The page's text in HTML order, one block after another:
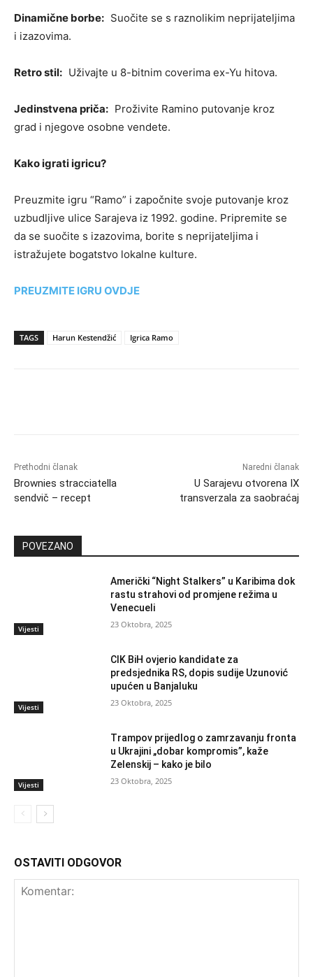
Dinamične borbe: Suočite se s raznolikim neprijateljima
i izazovima.
Retro stil: Uživajte u 8-bitnim coverima ex-Yu hitova.
Jedinstvena priča: Proživite Ramino putovanje kroz
grad i njegove osobne vendete.
Kako igrati igricu?
Preuzmite igru “Ramo” i započnite svoje putovanje kroz
uzbudljive ulice Sarajeva iz 1992. godine. Pripremite se
da se suočite s izazovima, borite s neprijateljima i
istražujete bogatstvo lokalne kulture.
PREUZMITE IGRU OVDJE
TAGS Harun Kestendžić Igrica Ramo
Prethodni članak
Brownies stracciatella
sendvič – recept
Naredni članak
U Sarajevu otvorena IX
transverzala za saobraćaj
POVEZANO
Vijesti
Američki “Night Stalkers” u Karibima dok
rastu strahovi od promjene režima u
Venecueli
23 Oktobra, 2025
Vijesti
CIK BiH ovjerio kandidate za
predsjednika RS, dopis sudije Uzunović
upućen u Banjaluku
23 Oktobra, 2025
Vijesti
Trampov prijedlog o zamrzavanju fronta
u Ukrajini „dobar kompromis”, kaže
Zelenskij – kako je bilo
23 Oktobra, 2025
OSTAVITI ODGOVOR